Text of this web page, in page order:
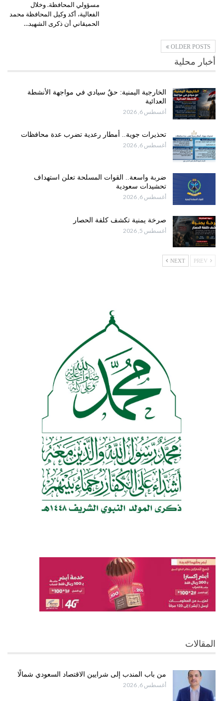
مسؤولي المحافظة. وخلال
الفعالية، أكد وكيل المحافظة محمد
الحميقاني أن ذكرى الشهيد…
OLDER POSTS
أخبار محلية
الخارجية اليمنية: حقٌ سيادي في مواجهة الأنشطة
العدائية
أغسطس 6, 2026
تحذيرات جوية.. أمطار رعدية تضرب عدة محافظات
أغسطس 6, 2026
ضربة واسعة.. القوات المسلحة تعلن استهداف
تحشيدات سعودية
أغسطس 6, 2026
صرخة يمنية تكشف كلفة الحصار
أغسطس 5, 2026
NEXT
المقالات
من باب المندب إلى شرايين الاقتصاد السعودي شمالًا
أغسطس 6, 2026